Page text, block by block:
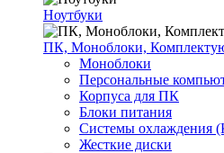
Ноутбуки
ПК, Моноблоки,
Моноблоки
Персональные
Корпуса для ПК
Блоки питания
Системы охлаждения
Жесткие диски